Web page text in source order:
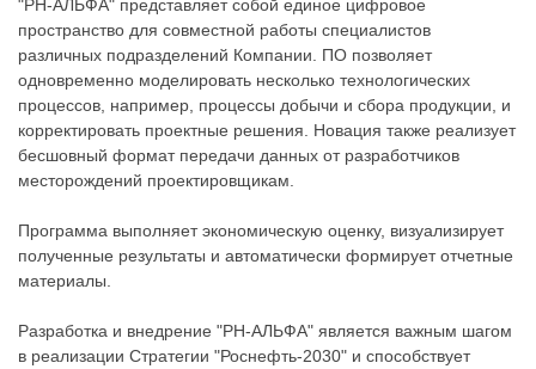
"РН-АЛЬФА" представляет собой единое цифровое
пространство для совместной работы специалистов
различных подразделений Компании. ПО позволяет
одновременно моделировать несколько технологических
процессов, например, процессы добычи и сбора продукции, и
корректировать проектные решения. Новация также реализует
бесшовный формат передачи данных от разработчиков
месторождений проектировщикам.
Программа выполняет экономическую оценку, визуализирует
полученные результаты и автоматически формирует отчетные
материалы.
Разработка и внедрение "РН-АЛЬФА" является важным шагом
в реализации Стратегии "Роснефть-2030" и способствует